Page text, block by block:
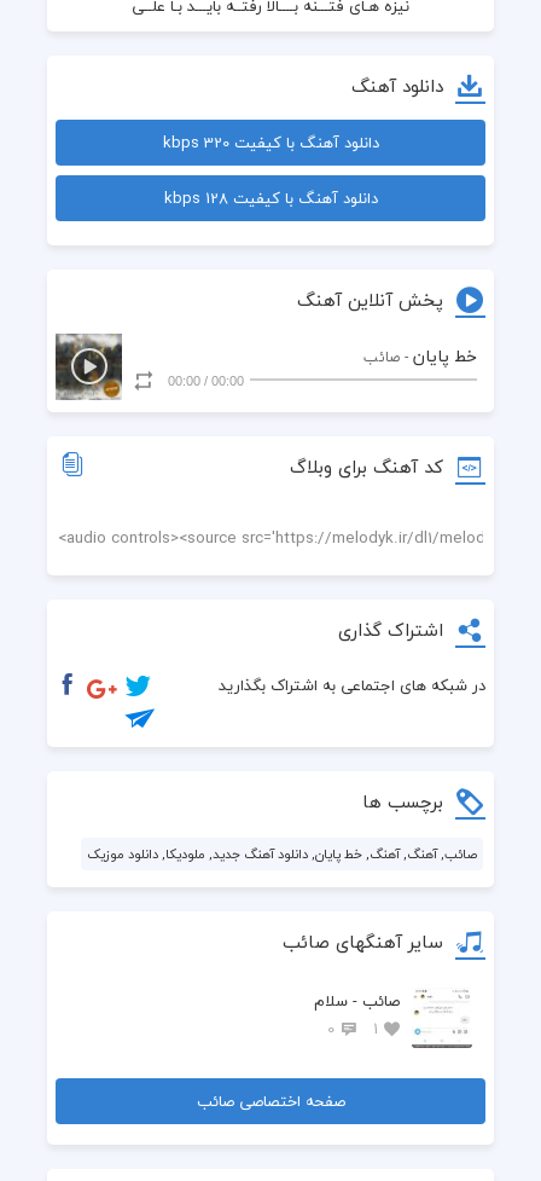
فرض کن سَلمــان نبودیم و مسلمــــان نیستیم
با شــــهادت زندگـــی آغــاز خواهــد شـــد بیـا
دانلود آهنگ
دانلود آهنگ با کیفیت 320 kbps
دانلود آهنگ با کیفیت 128 kbps
پخش آنلاین آهنگ
خط پایان - صائب
00:00
/
00:00
کد آهنگ برای وبلاگ
اشتراک گذاری
در شبکه های اجتماعی به اشتراک بگذارید
برچسب ها
صائب, آهنگ, آهنگ, خط پایان, دانلود آهنگ جدید, ملودیکا, دانلود موزیک
سایر آهنگهای صائب
صائب - سلام
1
0
صفحه اختصاصی صائب